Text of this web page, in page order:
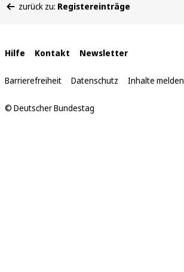
befinden
zurück zu: Registereinträge
Interne
Links
Hilfe Kontakt Newsletter
Barrierefreiheit Datenschutz Inhalte melden
© Deutscher Bundestag